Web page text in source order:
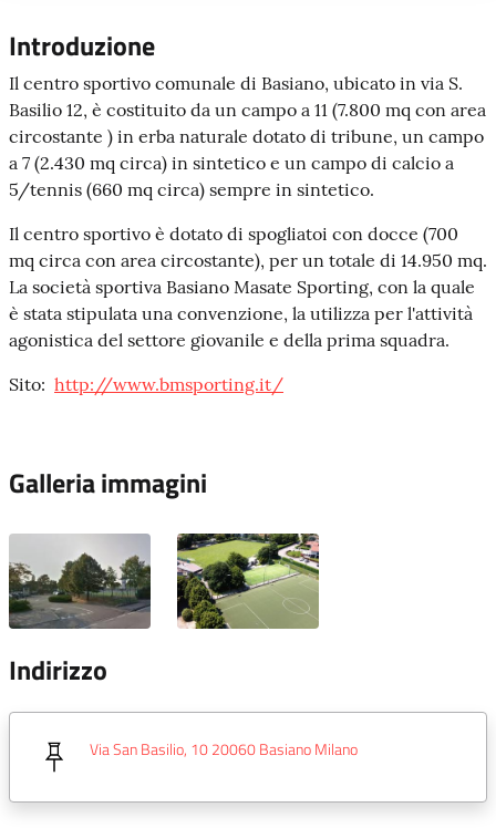
Introduzione
Il centro sportivo comunale di Basiano, ubicato in via S.
Basilio 12, è costituito da un campo a 11 (7.800 mq con area
circostante ) in erba naturale dotato di tribune, un campo
a 7 (2.430 mq circa) in sintetico e un campo di calcio a
5/tennis (660 mq circa) sempre in sintetico.
Il centro sportivo è dotato di spogliatoi con docce (700
mq circa con area circostante), per un totale di 14.950 mq.
La società sportiva Basiano Masate Sporting, con la quale
è stata stipulata una convenzione, la utilizza per l'attività
agonistica del settore giovanile e della prima squadra.
Sito: http://www.bmsporting.it/
Galleria immagini
Indirizzo
Via San Basilio, 10 20060 Basiano Milano